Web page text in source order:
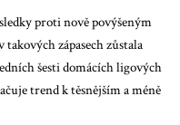
proti nově povýšeným
zápasech zůstala
šesti domácích ligových
trend k těsnějším a méně